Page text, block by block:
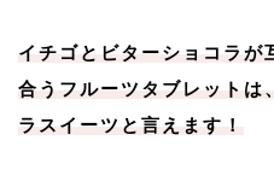
イチゴとビターショコラが
合うフルーツタブレットは
ラスイーツと言えます！